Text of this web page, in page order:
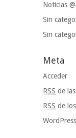
Noticias
Sin
Sin
Meta
Acceder
RSS de
RSS de